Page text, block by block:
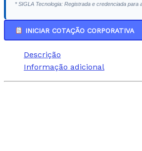
* SIGLA Tecnologia: Registrada e credenciada para
INICIAR COTAÇÃO CORPORATIVA
Descrição
Informação adicional